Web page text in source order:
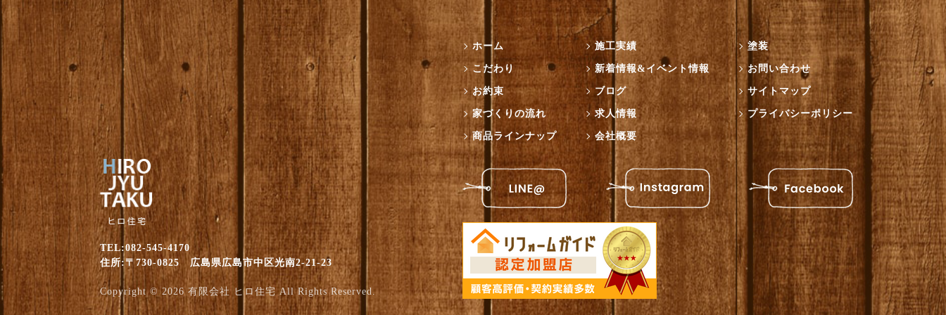
TEL:082-545-4170
住所:〒730-0825 広島県広島市中区光南2-21-23
Copyright © 2026 有限会社 ヒロ住宅All Rights Reserved.
ホーム
こだわり
お約束
家づくりの流れ
商品ラインナップ
施工実績
新着情報&イベント情報
ブログ
求人情報
会社概要
塗装
お問い合わせ
サイトマップ
プライバシーポリシー